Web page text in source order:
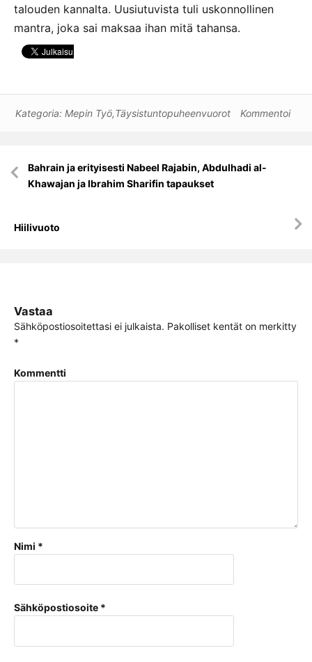
talouden kannalta. Uusiutuvista tuli uskonnollinen
mantra, joka sai maksaa ihan mitä tahansa.
Kategoria: Mepin Työ,Täysistuntopuheenvuorot Kommentoi
selausBahrain ja erityisesti Nabeel Rajabin, Abdulhadi al-
Khawajan ja Ibrahim Sharifin tapaukset
Hiilivuoto
Vastaa
Sähköpostiosoitettasi ei julkaista. Pakolliset kentät on merkitty
*
Kommentti
Nimi *
Sähköpostiosoite *